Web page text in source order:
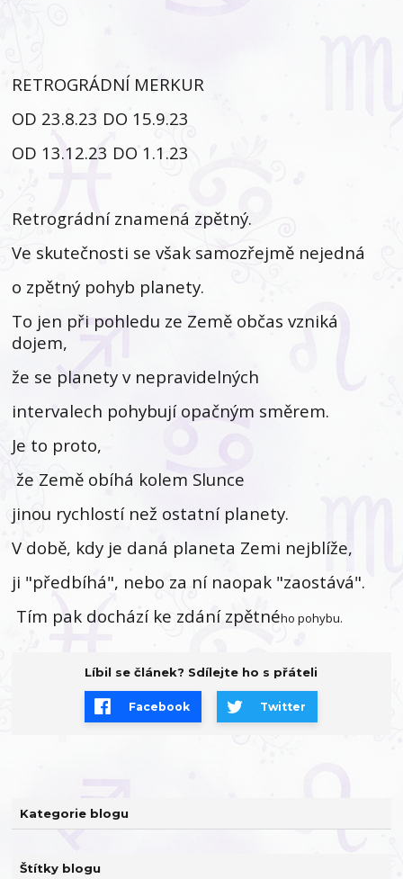
Kategorie blogu
Štítky blogu
RETROGRÁDNÍ MERKUR
OD 23.8.23 DO 15.9.23
OD 13.12.23 DO 1.1.23
Retrográdní znamená zpětný.
Ve skutečnosti se však samozřejmě nejedná
o zpětný pohyb planety.
To jen při pohledu ze Země občas vzniká
dojem,
že se planety v nepravidelných
intervalech pohybují opačným směrem.
Je to proto,
že Země obíhá kolem Slunce
jinou rychlostí než ostatní planety.
V době, kdy je daná planeta Zemi nejblíže,
ji "předbíhá", nebo za ní naopak "zaostává".
Tím pak dochází ke zdání zpětného pohybu.
Líbil se článek? Sdílejte ho s přáteli
Facebook Twitter